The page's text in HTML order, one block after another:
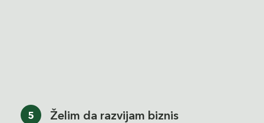
5 Želim da razvijam biznis